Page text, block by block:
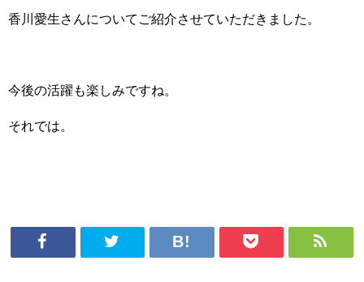
香川愛生さんについてご紹介させていただきました。
今後の活躍も楽しみですね。
それでは。